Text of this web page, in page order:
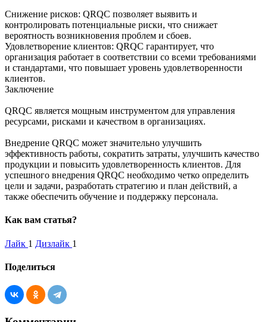
Снижение рисков: QRQC позволяет выявить и
контролировать потенциальные риски, что снижает
вероятность возникновения проблем и сбоев.
Удовлетворение клиентов: QRQC гарантирует, что
организация работает в соответствии со всеми требованиями
и стандартами, что повышает уровень удовлетворенности
клиентов.
Заключение
QRQC является мощным инструментом для управления
ресурсами, рисками и качеством в организациях.
Внедрение QRQC может значительно улучшить
эффективность работы, сократить затраты, улучшить качество
продукции и повысить удовлетворенность клиентов. Для
успешного внедрения QRQC необходимо четко определить
цели и задачи, разработать стратегию и план действий, а
также обеспечить обучение и поддержку персонала.
Как вам статья?
Лайк 1 Дизлайк 1
Поделиться